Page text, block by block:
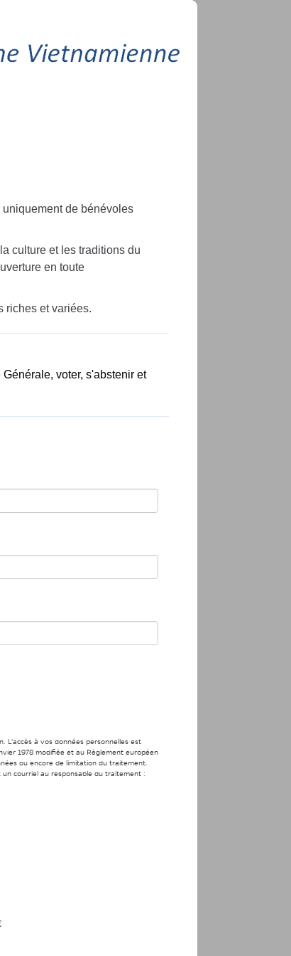
uniquement de bénévoles
culture et les traditions du
en toute
riches et variées.
voter, s'abstenir et
L'accès à vos données personnelles est
1978 modifiée et au Règlement européen
ou encore de limitation du traitement.
courriel au responsable du traitement :